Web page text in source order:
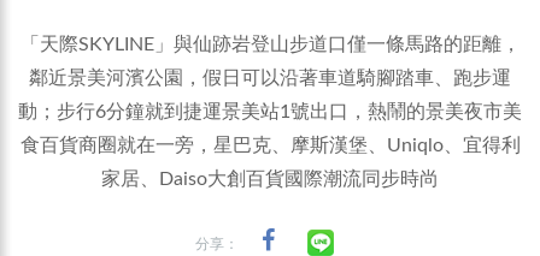
「天際SKYLINE」與仙跡岩登山步道口僅一條馬路的距離，
鄰近景美河濱公園，假日可以沿著車道騎腳踏車、跑步運
動；步行6分鐘就到捷運景美站1號出口，熱鬧的景美夜市美
食百貨商圈就在一旁，星巴克、摩斯漢堡、Uniqlo、宜得利
家居、Daiso大創百貨國際潮流同步時尚
分享：